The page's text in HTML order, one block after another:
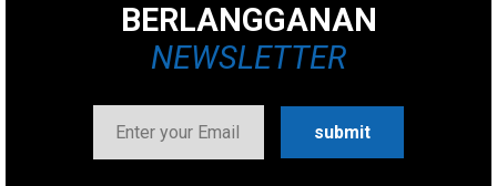
BERLANGGANAN
NEWSLETTER